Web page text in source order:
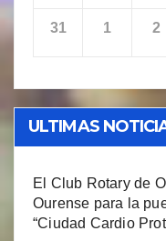
31 1 2
ULTIMAS
El Club Rotary de
Ourense para la
“Ciudad Cardio